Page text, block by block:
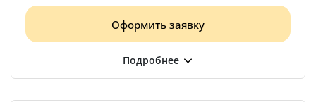
Оформить заявку